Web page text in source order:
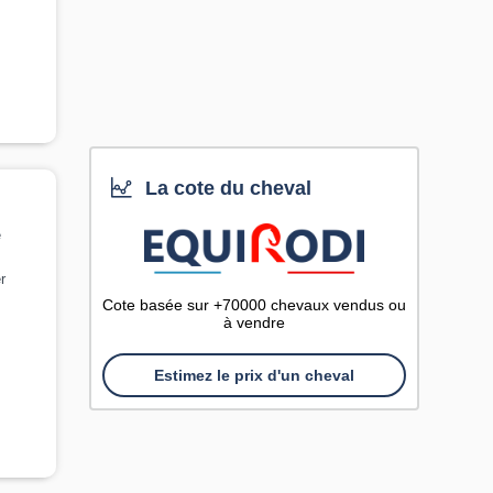
La cote du cheval
Cote basée sur +70000 chevaux vendus ou
à vendre
Estimez le prix d'un cheval